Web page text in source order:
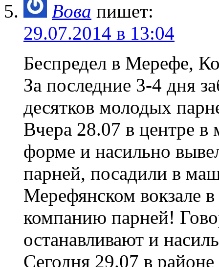
Вова пишет:
29.07.2014 в 13:04
Беспредел в Мерефе,
За последние 3-4 дня
десятков молодых
Вчера 28.07 в центре в
форме и насильно
парней, посадили в
Мерефянском вокзале в
компанию парней!
останавливают и
Сегодня 29.07 в районе